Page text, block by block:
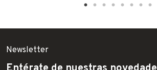
Newsletter